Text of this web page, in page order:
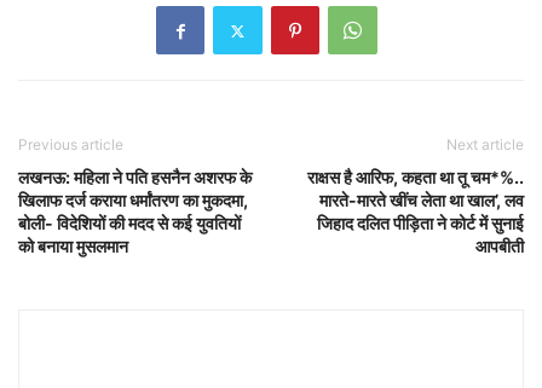
Previous article
लखनऊ: महिला ने पति हसनैन अशरफ के
खिलाफ दर्ज कराया धर्मांतरण का मुकदमा,
बोली- विदेशियों की मदद से कई युवतियों
को बनाया मुसलमान
Next article
राक्षस है आरिफ, कहता था तू चम*%..
मारते-मारते खींच लेता था खाल’, लव
जिहाद दलित पीड़िता ने कोर्ट में सुनाई
आपबीती